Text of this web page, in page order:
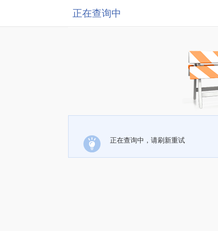
正在查询中
正在查询中，请刷新重试